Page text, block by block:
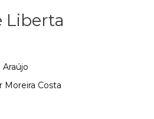
Liberta
Araújo
Moreira Costa